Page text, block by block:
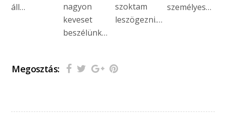
áll…
nagyon
keveset
beszélünk…
szoktam
leszögezni.…
személyes…
Megosztás: